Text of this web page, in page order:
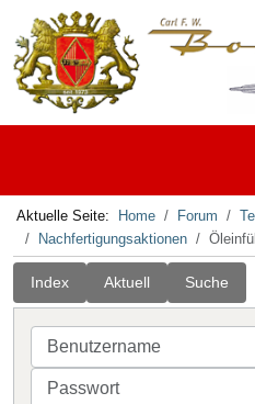
Aktuelle Seite: Home Forum
Nachfertigungsaktionen
Index Aktuell Suche
Benutzername
Passwort